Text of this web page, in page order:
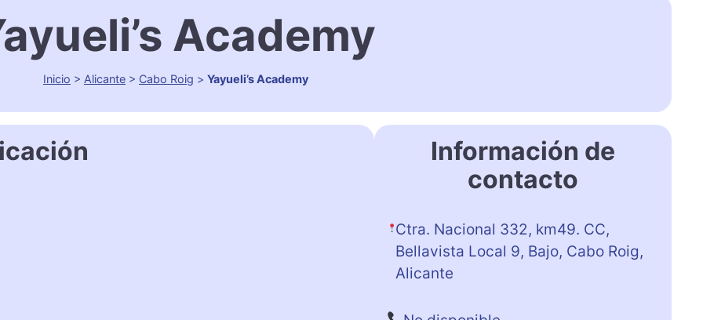
Academy
Inicio > Alicante > Cabo Roig > Yayueli’s Academy
Información de
contacto
Ctra. Nacional 332, km49. CC,
Bellavista Local 9, Bajo, Cabo Roig,
Alicante